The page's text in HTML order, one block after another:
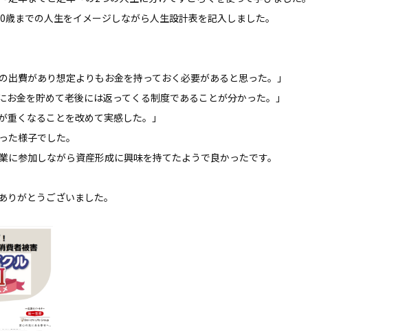
までの人生をイメージしながら人生設計表を記入しました。
出費があり想定よりもお金を持っておく必要があると思った。」
お金を貯めて老後には返ってくる制度であることが分かった。」
重くなることを改めて実感した。」
た様子でした。
に参加しながら資産形成に興味を持てたようで良かったです。
りがとうございました。